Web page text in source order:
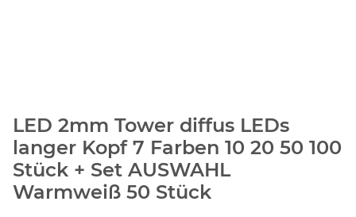
LED 2mm Tower diffus LEDs
langer Kopf 7 Farben 10 20 50 100
Stück + Set AUSWAHL
Warmweiß 50 Stück